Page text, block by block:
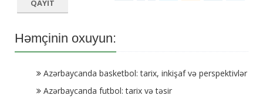
QAYIT
Həmçinin oxuyun:
Azərbaycanda basketbol: tarix, inkişaf və perspektivlər
Azərbaycanda futbol: tarix və təsir